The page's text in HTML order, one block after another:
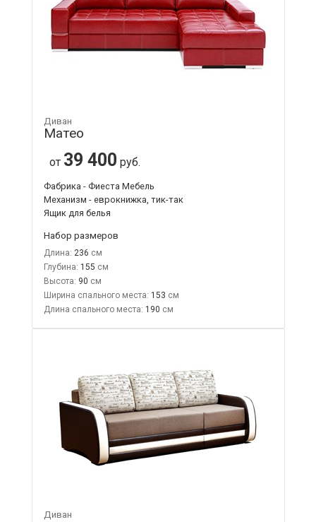
Диван
Матео
от 39 400 руб.
Фабрика - Фиеста Мебель
Механизм - еврокнижка, тик-так
Ящик для белья
Набор размеров
Длина: 236
Глубина: 155
Высота: 90
Ширина спального места: 153
Длина спального места: 190
Диван